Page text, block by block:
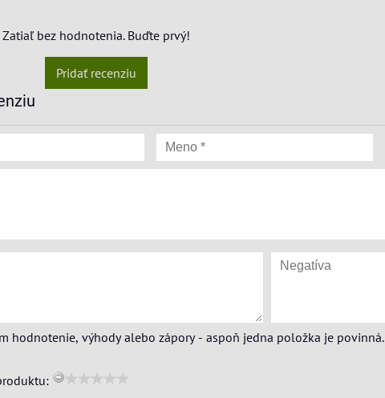
Zatiaľ bez hodnotenia. Buďte prvý!
Pridať recenziu
hodnotenie, výhody alebo zápory - aspoň jedna položka je povinná.